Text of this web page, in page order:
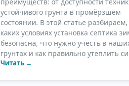
устойчивого грунта в промёрзшем
состоянии. В этой статье
каких условиях установка септика
безопасна, что нужно учесть в
грунтах и как правильно утеплить
Читать →